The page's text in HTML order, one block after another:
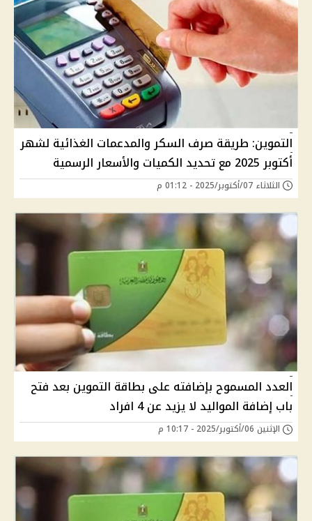
التموين: طريقة صرف السكر والمدعمات الغذائية لشهر
أكتوبر 2025 مع تحديد الكميات والأسعار الرسمية
الثلاثاء 07/أكتوبر/2025 - 01:12 م
العدد المسموح بإضافته على بطاقة التموين بعد فتح
باب إضافة المواليد لا يزيد عن 4 افراد
الإثنين 06/أكتوبر/2025 - 10:17 م